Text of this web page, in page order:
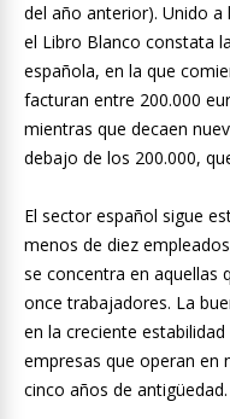
del año anterior). Unido
el Libro Blanco constata
española, en la que
facturan entre 200.000
mientras que decaen
debajo de los 200.000,
El sector español sigue
menos de diez
se concentra en aquellas
once trabajadores. La
en la creciente
empresas que operan en
cinco años de antigüedad.